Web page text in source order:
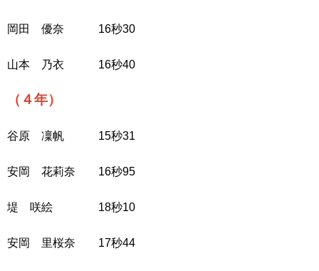
岡田 優奈 16秒30
山本 乃衣 16秒40
（４年）
谷原 凜帆 15秒31
安岡 花莉奈 16秒95
堤 咲絵 18秒10
安岡 里桜奈 17秒44